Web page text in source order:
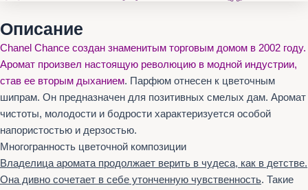
Описание
Chanel Chance создан знаменитым торговым домом в 2002 году.
Аромат произвел настоящую революцию в модной индустрии,
став ее вторым дыханием. Парфюм отнесен к цветочным
шипрам. Он предназначен для позитивных смелых дам. Аромат
чистоты, молодости и бодрости характеризуется особой
напористостью и дерзостью.
Многогранность цветочной композиции
Владелица аромата продолжает верить в чудеса, как в детстве.
Она дивно сочетает в себе утонченную чувственность. Такие